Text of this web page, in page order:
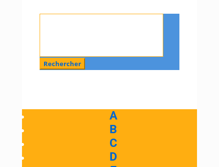
A
B
C
D